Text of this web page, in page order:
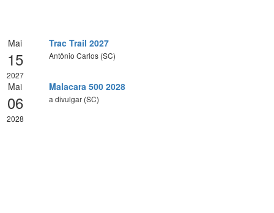
Mai
15
2027
Trac Trail 2027
Antônio Carlos (SC)
Mai
06
2028
Malacara 500 2028
a divulgar (SC)